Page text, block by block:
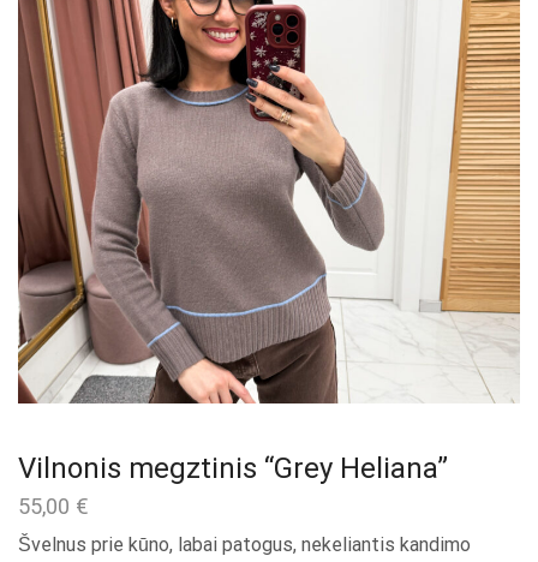
Vilnonis megztinis “Grey Heliana”
55,00 €
Švelnus prie kūno, labai patogus, nekeliantis kandimo